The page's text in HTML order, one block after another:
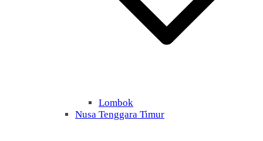
Lombok
Nusa Tenggara Timur